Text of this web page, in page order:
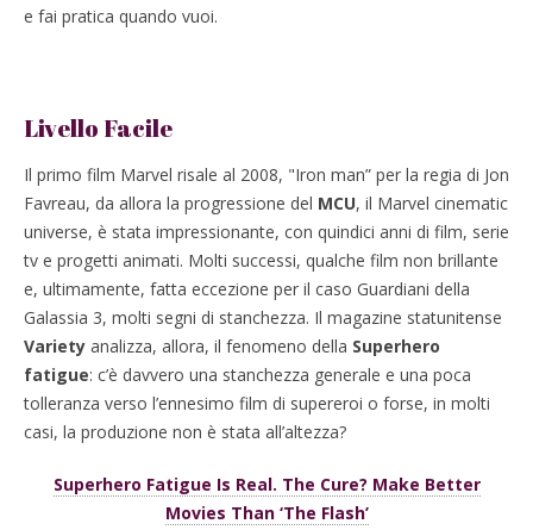
e fai pratica quando vuoi.
Livello Facile
Il primo film Marvel risale al 2008, "Iron man” per la regia di Jon
Favreau, da allora la progressione del MCU, il Marvel cinematic
universe, è stata impressionante, con quindici anni di film, serie
tv e progetti animati. Molti successi, qualche film non brillante
e, ultimamente, fatta eccezione per il caso Guardiani della
Galassia 3, molti segni di stanchezza. Il magazine statunitense
Variety analizza, allora, il fenomeno della Superhero
fatigue: c’è davvero una stanchezza generale e una poca
tolleranza verso l’ennesimo film di supereroi o forse, in molti
casi, la produzione non è stata all’altezza?
Superhero Fatigue Is Real. The Cure? Make Better
Movies Than ‘The Flash’